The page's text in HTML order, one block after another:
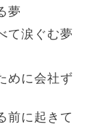
夢
て涙ぐむ夢
めに会社ず
前に起きて